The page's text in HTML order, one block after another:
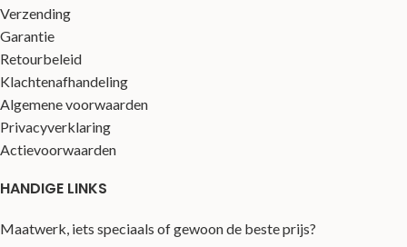
Verzending
Garantie
Retourbeleid
Klachtenafhandeling
Algemene voorwaarden
Privacyverklaring
Actievoorwaarden
HANDIGE LINKS
Maatwerk, iets speciaals of gewoon de beste prijs?